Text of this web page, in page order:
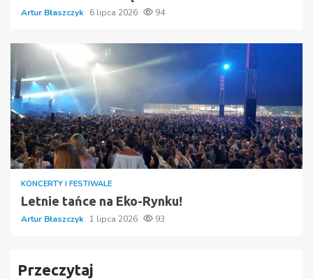
Artur Błaszczyk 6 lipca 2026 94
KONCERTY I FESTIWALE
Letnie tańce na Eko-Rynku!
Artur Błaszczyk 1 lipca 2026 93
Przeczytaj